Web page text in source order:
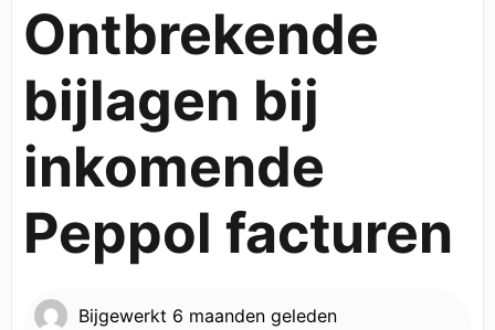
Ontbrekende
bijlagen bij
inkomende
Peppol facturen
Bijgewerkt 6 maanden geleden